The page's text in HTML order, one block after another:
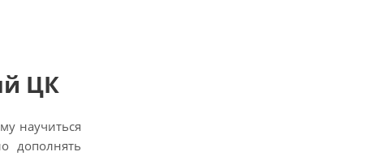
ЦК
научиться
дополнять